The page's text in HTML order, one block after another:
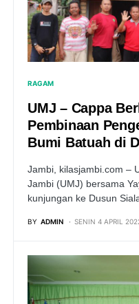
RAGAM
UMJ – Cappa
Pembinaan
Bumi Batuah di
Jambi, kilasjambi.com –
Jambi (UMJ) bersama
kunjungan ke Dusun
BY ADMIN SENIN 4 APRIL